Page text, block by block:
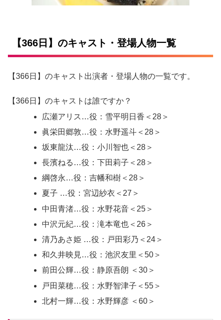
【366日】のキャスト・登場人物一覧
【366日】のキャスト出演者・登場人物の一覧です。
【366日】のキャストは誰ですか？
広瀬アリス…役：雪平明日香＜28＞
眞栄田郷敦…役：水野遥斗＜28＞
坂東龍汰…役：小川智也＜28＞
長濱ねる…役：下田莉子＜28＞
綱啓永…役：吉幡和樹＜28＞
夏子 …役：宮辺紗衣＜27＞
中田青渚…役：水野花音＜25＞
中沢元紀…役：滝本竜也＜26＞
清乃あさ姫 …役：戸田彩乃＜24＞
和久井映見…役：池沢友里＜50＞
前田公輝…役：静原吾朗 ＜30＞
戸田菜穂…役：水野智津子＜55＞
北村一輝…役：水野輝彦 ＜60＞